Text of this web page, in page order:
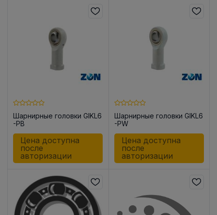
Шарнирные головки GIKL6
-PB
Цена доступна
после
авторизации
Шарнирные головки GIKL6
-PW
Цена доступна
после
авторизации